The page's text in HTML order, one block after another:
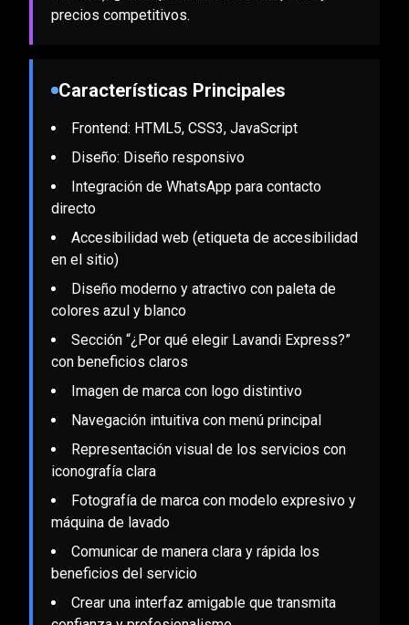
precios competitivos.
Características Principales
Frontend: HTML5, CSS3, JavaScript
Diseño: Diseño responsivo
Integración de WhatsApp para contacto
directo
Accesibilidad web (etiqueta de accesibilidad
en el sitio)
Diseño moderno y atractivo con paleta de
colores azul y blanco
Sección “¿Por qué elegir Lavandi Express?”
con beneficios claros
Imagen de marca con logo distintivo
Navegación intuitiva con menú principal
Representación visual de los servicios con
iconografía clara
Fotografía de marca con modelo expresivo y
máquina de lavado
Comunicar de manera clara y rápida los
beneficios del servicio
Crear una interfaz amigable que transmita